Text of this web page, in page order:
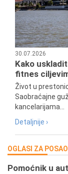
30.07.2026
Kako
fitnes
Život u
Saobraćajne
kancelarijama...
Detaljnije ›
OGLASI ZA POSAO
Pomoćnik u